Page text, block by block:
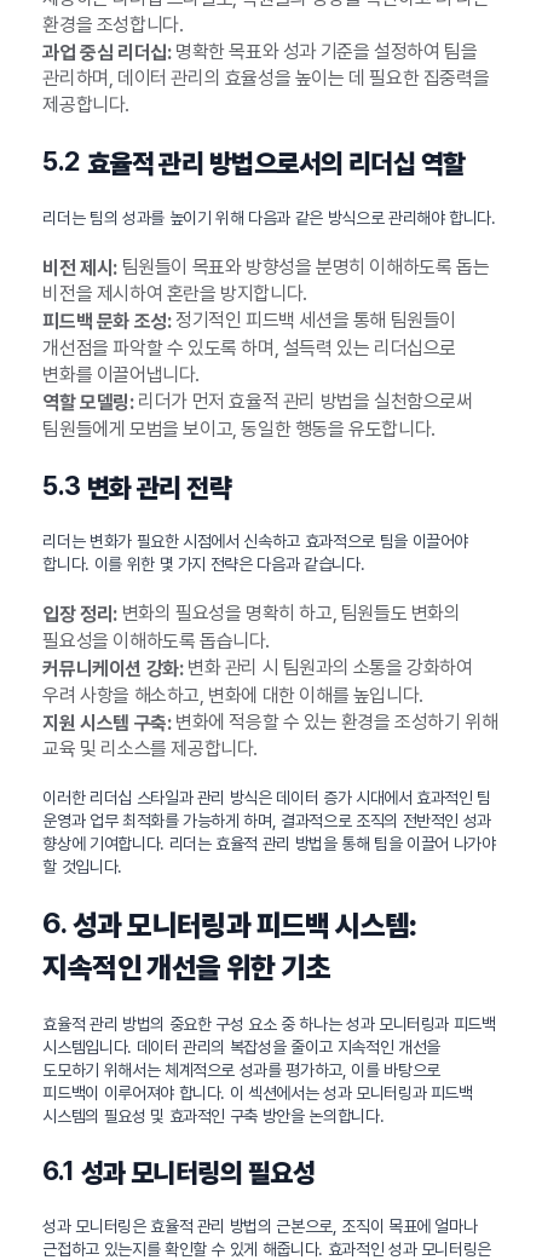
환경을 조성합니다.
과업 중심 리더십:명확한 목표와 성과 기준을 설정하여 팀을
관리하며, 데이터 관리의 효율성을 높이는 데 필요한 집중력을
제공합니다.
5.2 효율적 관리 방법으로서의 리더십 역할
리더는 팀의 성과를 높이기 위해 다음과 같은 방식으로 관리해야 합니다.
비전 제시:팀원들이 목표와 방향성을 분명히 이해하도록 돕는
비전을 제시하여 혼란을 방지합니다.
피드백 문화 조성:정기적인 피드백 세션을 통해 팀원들이
개선점을 파악할 수 있도록 하며, 설득력 있는 리더십으로
변화를 이끌어냅니다.
역할 모델링:리더가 먼저 효율적 관리 방법을 실천함으로써
팀원들에게 모범을 보이고, 동일한 행동을 유도합니다.
5.3 변화 관리 전략
리더는 변화가 필요한 시점에서 신속하고 효과적으로 팀을 이끌어야
합니다. 이를 위한 몇 가지 전략은 다음과 같습니다.
입장 정리:변화의 필요성을 명확히 하고, 팀원들도 변화의
필요성을 이해하도록 돕습니다.
커뮤니케이션 강화:변화 관리 시 팀원과의 소통을 강화하여
우려 사항을 해소하고, 변화에 대한 이해를 높입니다.
지원 시스템 구축:변화에 적응할 수 있는 환경을 조성하기 위해
교육 및 리소스를 제공합니다.
이러한 리더십 스타일과 관리 방식은 데이터 증가 시대에서 효과적인 팀
운영과 업무 최적화를 가능하게 하며, 결과적으로 조직의 전반적인 성과
향상에 기여합니다. 리더는 효율적 관리 방법을 통해 팀을 이끌어 나가야
할 것입니다.
6.성과 모니터링과 피드백 시스템:
지속적인 개선을 위한 기초
효율적 관리 방법의 중요한 구성 요소 중 하나는 성과 모니터링과 피드백
시스템입니다. 데이터 관리의 복잡성을 줄이고 지속적인 개선을
도모하기 위해서는 체계적으로 성과를 평가하고, 이를 바탕으로
피드백이 이루어져야 합니다. 이 섹션에서는 성과 모니터링과 피드백
시스템의 필요성 및 효과적인 구축 방안을 논의합니다.
6.1 성과 모니터링의 필요성
성과 모니터링은 효율적 관리 방법의 근본으로, 조직이 목표에 얼마나
근접하고 있는지를 확인할 수 있게 해줍니다. 효과적인 성과 모니터링은